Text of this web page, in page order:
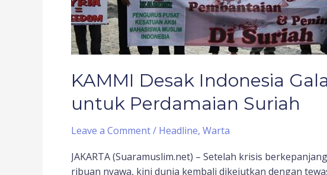
KAMMI Desak Indonesia
untuk Perdamaian Suriah
Leave a Comment/ Headline, Warta
JAKARTA (Suaramuslim.net) – Setelah krisis
ribuan nyawa, kini dunia kembali dikejutkan dengan